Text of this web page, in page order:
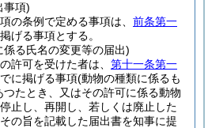
事項)
の条例で定める事項は、 前条第一
げる事項とする。
る氏名の変更等の届出)
許可を受けた者は、 第十一条第一
でに掲げる事項(動物の種類に係るも
つたとき、又はその許可に係る動物
止し、再開し、若しくは廃止した
の旨を記載した届出書を知事に提